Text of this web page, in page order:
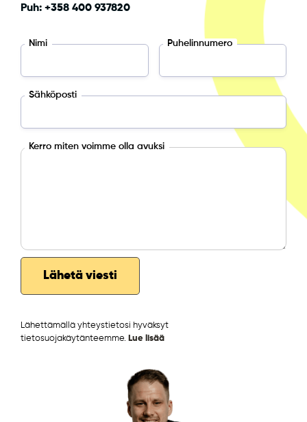
Puh: +358 400 937820
Nimi Puhelinnumero
Sähköposti
Kerro miten voimme olla avuksi
Lähettämällä yhteystietosi hyväksyt
tietosuojakäytänteemme. Lue lisää